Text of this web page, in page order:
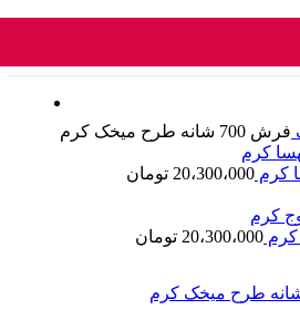
فرش 700 شانه طرح میخک کرم
20،300،000 تومان
20،300،000 تومان